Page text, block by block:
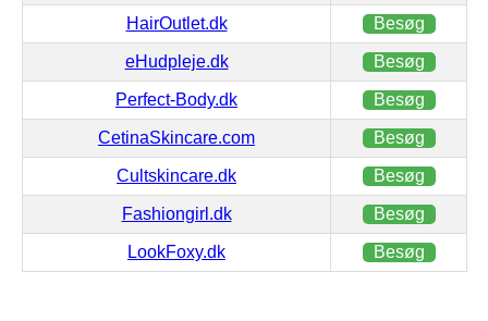
HairOutlet.dk Besøg
eHudpleje.dk Besøg
Perfect-Body.dk Besøg
CetinaSkincare.com Besøg
Cultskincare.dk Besøg
Fashiongirl.dk Besøg
LookFoxy.dk Besøg